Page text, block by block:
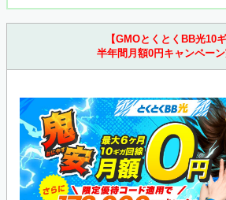
【GMOとくとくBB光10ギ
半年間月額0円キャンペー